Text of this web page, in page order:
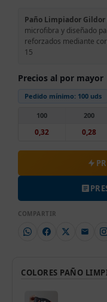
Paño Limpiador
microfibra y diseñado
reforzados mediante
15
Precios al por mayor
Pedido mínimo: 100 uds
100
0,32
200
0,28
COMPARTIR
COLORES PAÑO